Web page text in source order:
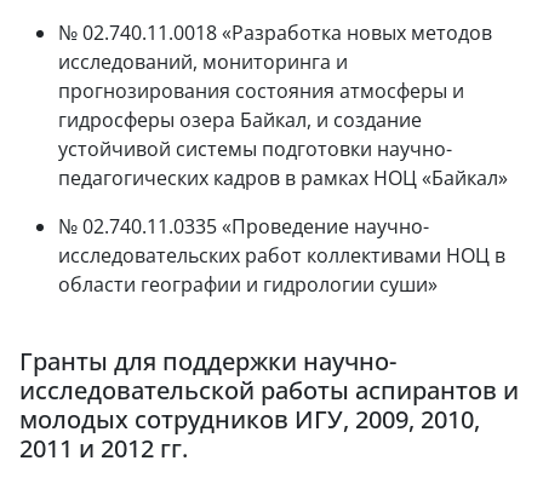
№ 02.740.11.0018 «Разработка новых методов
исследований, мониторинга и
прогнозирования состояния атмосферы и
гидросферы озера Байкал, и создание
устойчивой системы подготовки научно-
педагогических кадров в рамках НОЦ «Байкал»
№ 02.740.11.0335 «Проведение научно-
исследовательских работ коллективами НОЦ в
области географии и гидрологии суши»
Гранты для поддержки научно-
исследовательской работы аспирантов и
молодых сотрудников ИГУ, 2009, 2010,
2011 и 2012 гг.